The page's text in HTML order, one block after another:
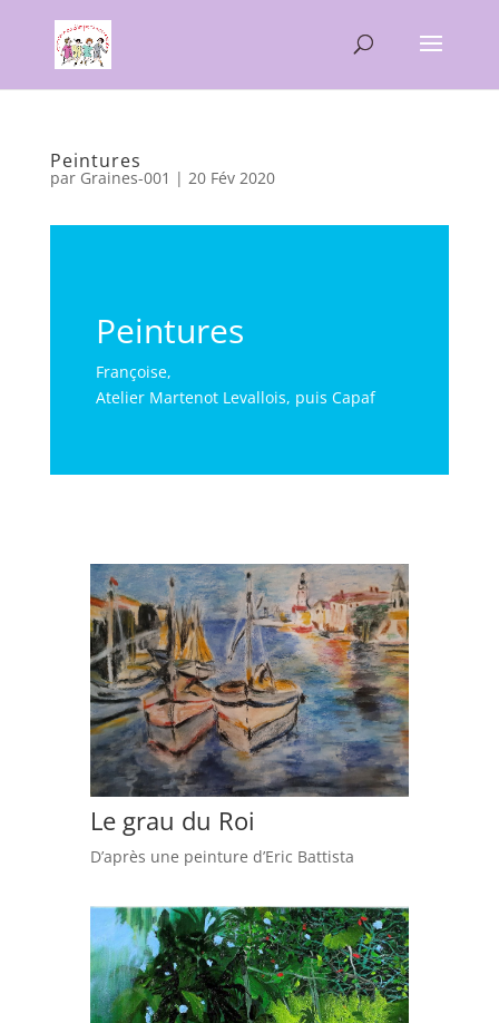
Peintures
par Graines-001 | 20 Fév 2020
Peintures
Françoise,
Atelier Martenot Levallois, puis Capaf
Le grau du Roi
D’après une peinture d’Eric Battista